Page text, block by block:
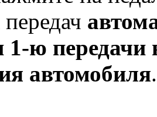
ю передачи
автомобиля.